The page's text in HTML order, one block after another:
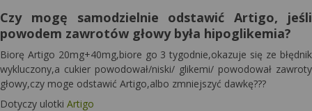
Czy mogę samodzielnie odstawić Artigo, jeśli
powodem zawrotów głowy była hipoglikemia?
Biorę Artigo 20mg+40mg,biore go 3 tygodnie,okazuje się ze błędnik
wykluczony,a cukier powodował/niski/ glikemi/ powodował zawroty
głowy,czy moge odstawić Artigo,albo zmniejszyć dawkę???
Dotyczy ulotki Artigo